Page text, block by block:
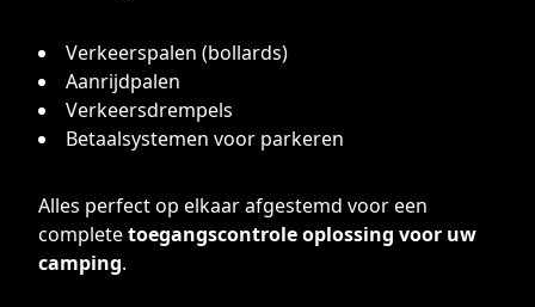
Verkeerspalen (bollards)
Aanrijdpalen
Verkeersdrempels
Betaalsystemen voor parkeren
Alles perfect op elkaar afgestemd voor een
completetoegangscontrole oplossing voor uw
camping.